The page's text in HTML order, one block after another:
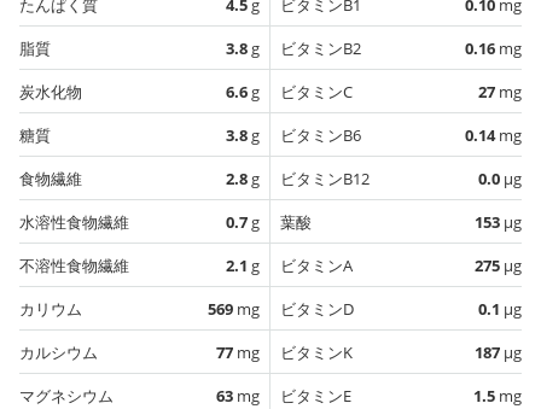
たんぱく質
4.5g
脂質
3.8g
炭水化物
6.6g
糖質
3.8g
食物繊維
2.8g
水溶性食物繊維
0.7g
不溶性食物繊維
2.1 g
カリウム
569 mg
カルシウム
77 mg
マグネシウム
63 mg
ビタミンB1
0.10 mg
ビタミンB2
0.16 mg
ビタミンC
27 mg
ビタミンB6
0.14mg
ビタミンB12
0.0 µg
葉酸
153 µg
ビタミンA
275 µg
ビタミンD
0.1 µg
ビタミンK
187 µg
ビタミンE
1.5 mg